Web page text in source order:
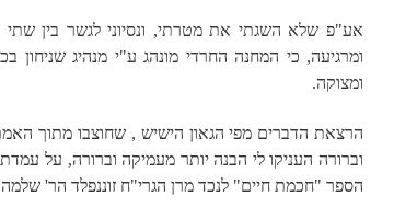
אע"פ שלא השגתי את מטרתי, ונסיוני לגשר בין
ומרגיעה, כי המחנה החרדי מונהג ע"י מנהיג שניחון
ומצוקה.
הרצאת הדברים מפי הגאון הישיש , שחוצבו מתוך
וברורה העניקו לי הבנה יותר מעמיקה וברורה, על
הספר "חכמת חיים" לנכד מרן הגרי"ח זוננפלד הר' שלמה